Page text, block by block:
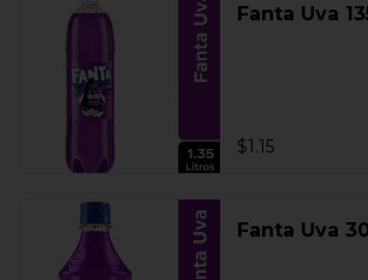
Fanta Uva
$1.15
Fanta Uva